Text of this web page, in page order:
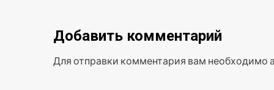
Добавить комментарий
Для отправки комментария вам необходимо